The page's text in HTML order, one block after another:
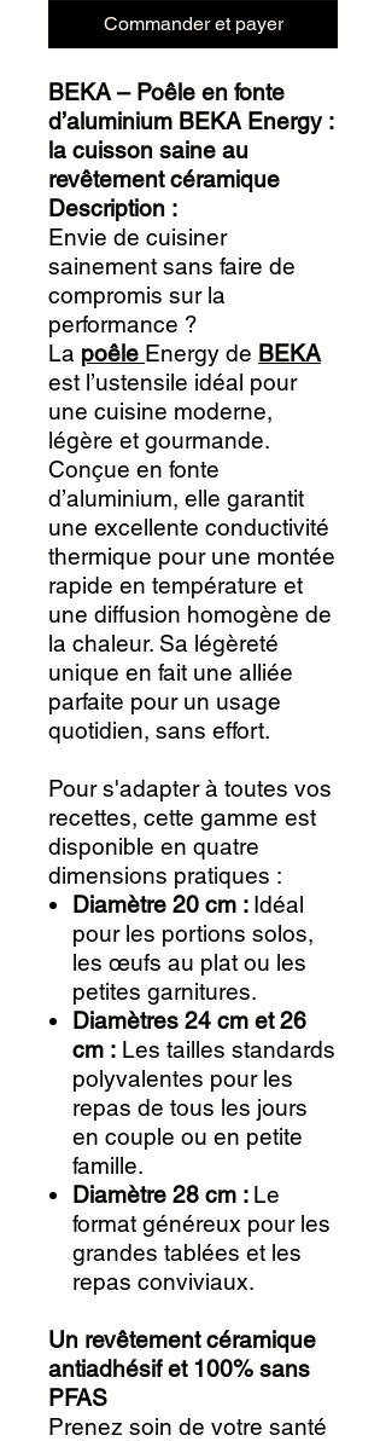
Commander et payer
BEKA – Poêle en fonte
d’aluminium BEKA Energy :
la cuisson saine au
revêtement céramique
Description :
Envie de cuisiner
sainement sans faire de
compromis sur la
performance ?
La poêle Energy de BEKA
est l’ustensile idéal pour
une cuisine moderne,
légère et gourmande.
Conçue en fonte
d’aluminium, elle garantit
une excellente conductivité
thermique pour une montée
rapide en température et
une diffusion homogène de
la chaleur. Sa légèreté
unique en fait une alliée
parfaite pour un usage
quotidien, sans effort.
Pour s'adapter à toutes vos
recettes, cette gamme est
disponible en quatre
dimensions pratiques :
Diamètre 20 cm : Idéal
pour les portions solos,
les œufs au plat ou les
petites garnitures.
Diamètres 24 cm et 26
cm : Les tailles standards
polyvalentes pour les
repas de tous les jours
en couple ou en petite
famille.
Diamètre 28 cm : Le
format généreux pour les
grandes tablées et les
repas conviviaux.
Un revêtement céramique
antiadhésif et 100% sans
PFAS
Prenez soin de votre santé